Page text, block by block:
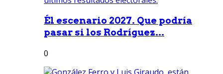
Él escenario 2027. Que podría
pasar si los Rodríguez...
0